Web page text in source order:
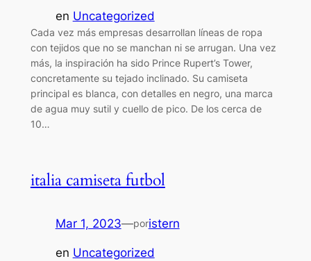
en Uncategorized
Cada vez más empresas desarrollan líneas de ropa
con tejidos que no se manchan ni se arrugan. Una vez
más, la inspiración ha sido Prince Rupert’s Tower,
concretamente su tejado inclinado. Su camiseta
principal es blanca, con detalles en negro, una marca
de agua muy sutil y cuello de pico. De los cerca de
10…
italia camiseta futbol
Mar 1, 2023—poristern
en Uncategorized